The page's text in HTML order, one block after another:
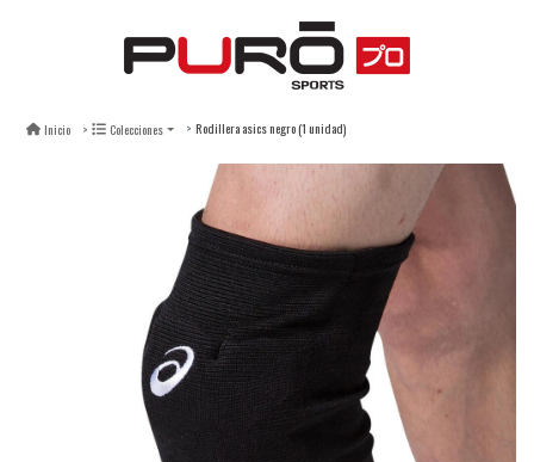
Inicio Colecciones Rodillera asics negro (1 unidad)